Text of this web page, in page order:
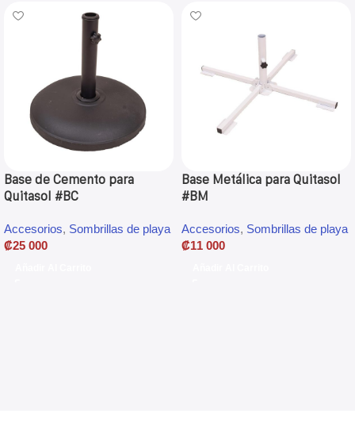
Base de Cemento para
Quitasol #BC
Accesorios, Sombrillas de playa
₡25 000
Base Metálica para Quitasol
#BM
Accesorios, Sombrillas de playa
₡11 000